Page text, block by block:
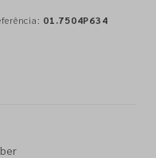
01.7504P634